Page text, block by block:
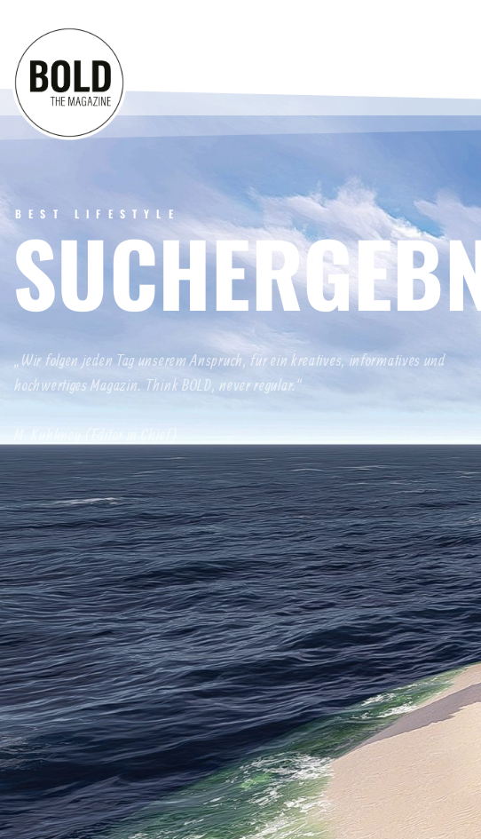
BEST LIFESTYLE
„Wir folgen jeden Tag unserem Anspruch, für ein kreatives, informatives und
hochwertiges Magazin. Think BOLD, never regular.“